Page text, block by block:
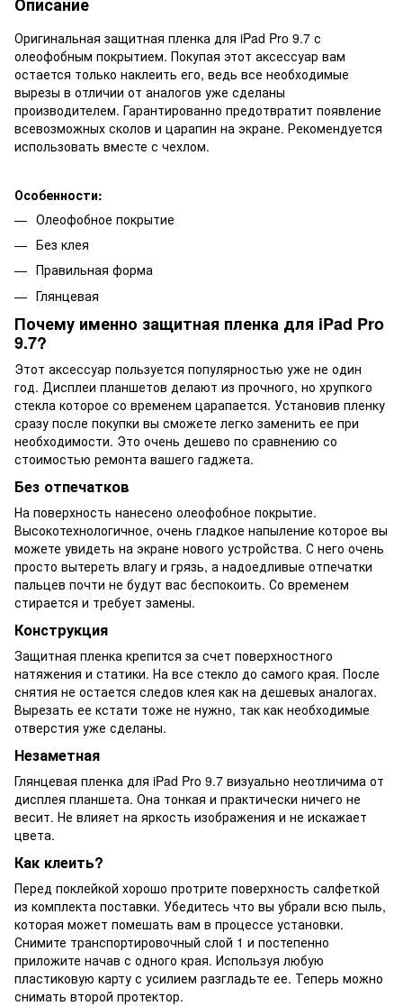
Оригинальная защитная пленка для iPad Pro 9.7 с
олеофобным покрытием. Покупая этот аксессуар вам
остается только наклеить его, ведь все необходимые
вырезы в отличии от аналогов уже сделаны
производителем. Гарантированно предотвратит появление
всевозможных сколов и царапин на экране. Рекомендуется
использовать вместе с чехлом.
Особенности:
Олеофобное покрытие
Без клея
Правильная форма
Глянцевая
Почему именно защитная пленка для iPad Pro
9.7?
Этот аксессуар пользуется популярностью уже не один
год. Дисплеи планшетов делают из прочного, но хрупкого
стекла которое со временем царапается. Установив пленку
сразу после покупки вы сможете легко заменить ее при
необходимости. Это очень дешево по сравнению со
стоимостью ремонта вашего гаджета.
Без отпечатков
На поверхность нанесено олеофобное покрытие.
Высокотехнологичное, очень гладкое напыление которое вы
можете увидеть на экране нового устройства. С него очень
просто вытереть влагу и грязь, а надоедливые отпечатки
пальцев почти не будут вас беспокоить. Со временем
стирается и требует замены.
Конструкция
Защитная пленка крепится за счет поверхностного
натяжения и статики. На все стекло до самого края. После
снятия не остается следов клея как на дешевых аналогах.
Вырезать ее кстати тоже не нужно, так как необходимые
отверстия уже сделаны.
Незаметная
Глянцевая пленка для iPad Pro 9.7 визуально неотличима от
дисплея планшета. Она тонкая и практически ничего не
весит. Не влияет на яркость изображения и не искажает
цвета.
Как клеить?
Перед поклейкой хорошо протрите поверхность салфеткой
из комплекта поставки. Убедитесь что вы убрали всю пыль,
которая может помешать вам в процессе установки.
Снимите транспортировочный слой 1 и постепенно
приложите начав с одного края. Используя любую
пластиковую карту с усилием разгладьте ее. Теперь можно
снимать второй протектор.